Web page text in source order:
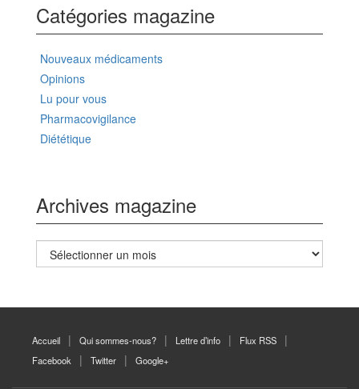
Catégories magazine
Nouveaux médicaments
Opinions
Lu pour vous
Pharmacovigilance
Diététique
Archives magazine
Archives
magazine
Accueil Qui sommes-nous? Lettre d’info
Flux RSS
Facebook
Twitter Google+